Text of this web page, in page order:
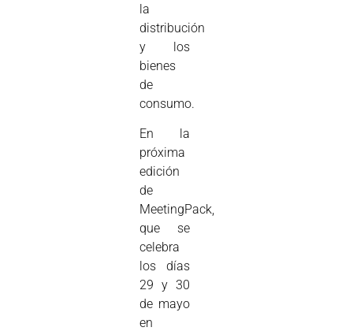
la
distribución
y los
bienes
de
consumo.
En la
próxima
edición
de
MeetingPack,
que se
celebra
los días
29 y 30
de mayo
en